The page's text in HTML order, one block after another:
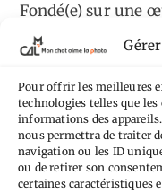
Pour offrir les meilleures
technologies telles que
informations des
nous permettra de traiter
navigation ou les ID
ou de retirer son
certaines caractéristiques
Fondé(e) sur une
Tags
AilleursAimez-